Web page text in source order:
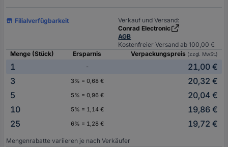
Filialverfügbarkeit
Verkauf und Versand:
Conrad Electronic
AGB
Kostenfreier Versand ab 100,00 €
Menge (Stück)
Ersparnis Verpackungspreis (zzgl. MwSt.)
1 -
21,00 €
3
3% = 0,68 €
20,32 €
5
5% = 0,96 €
20,04 €
10
5% = 1,14 €
19,86 €
25
6% = 1,28 € 19,72 €
Mengenrabatte variieren je nach Verkäufer